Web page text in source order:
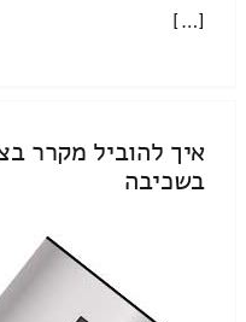
[…]
איך להוביל מקרר
בשכיבה